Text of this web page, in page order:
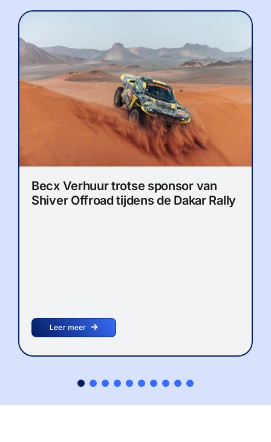
Becx Verhuur trotse sponsor van
Shiver Offroad tijdens de Dakar Rally
Leer meer